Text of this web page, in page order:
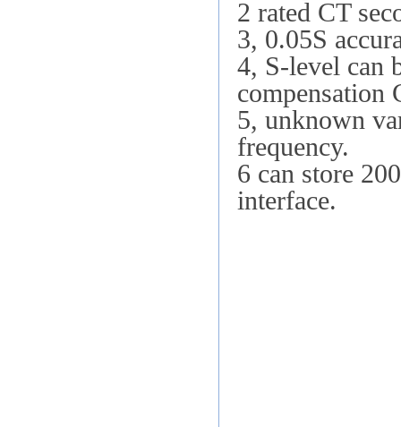
2 rated CT
3, 0.05S
4, S-level can
compensation
5, unknown
frequency.
6 can store
interface.